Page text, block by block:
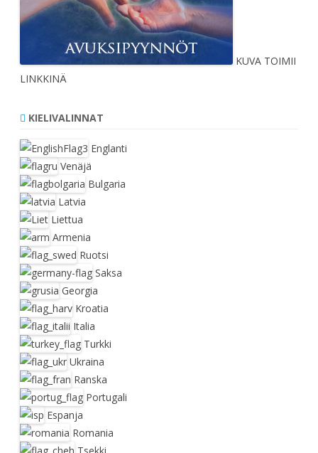
KUVA TOIMII
LINKKINÄ
KIELIVALINNAT
Englanti
Venäjä
Bulgaria
Latvia
Liettua
Armenia
Ruotsi
Saksa
Georgia
Kroatia
Italia
Turkki
Ukraina
Ranska
Portugali
Espanja
Romania